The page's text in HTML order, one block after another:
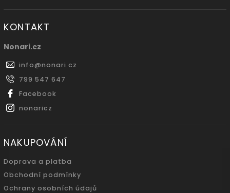
KONTAKT
Nonari.cz
info@nonari.cz
799 547 647
Facebook
nonaricz
NAKUPOVÁNÍ
Doprava a platba
Obchodní podmínky
Ochrany osobních údajů